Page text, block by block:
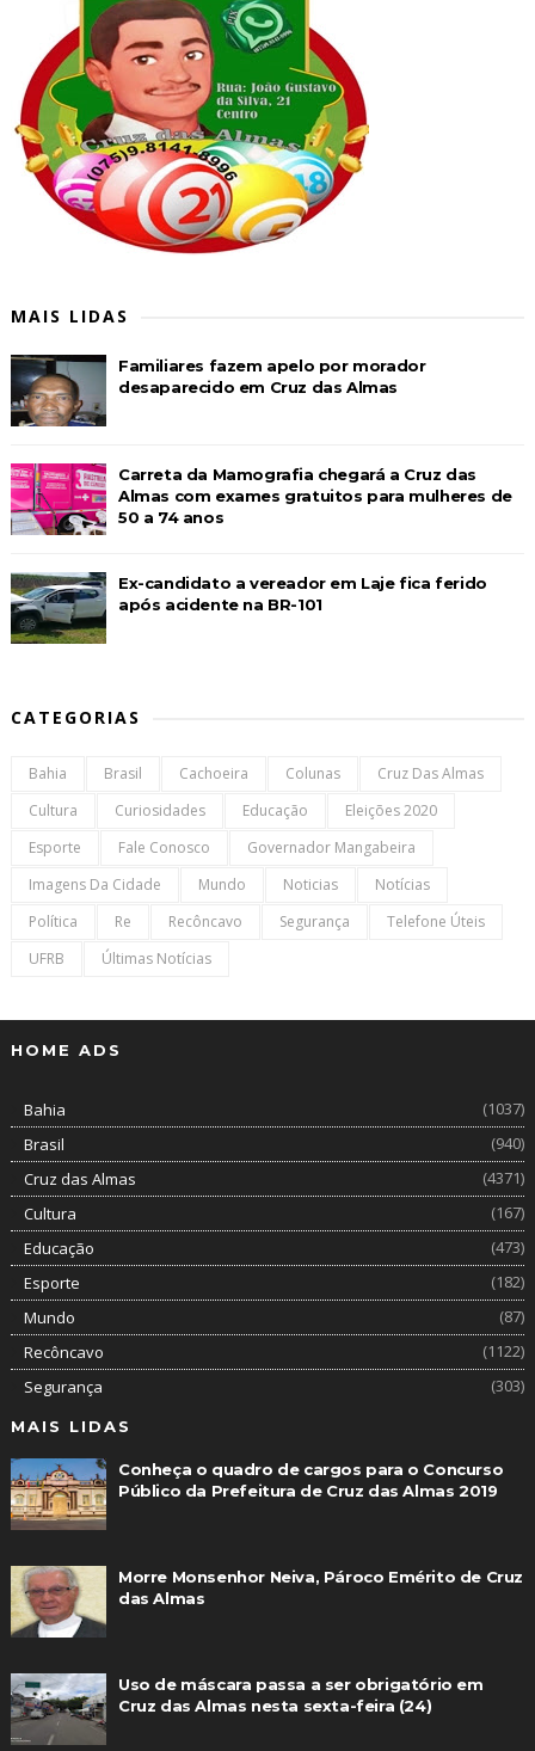
MAIS LIDAS
Familiares fazem apelo por morador
desaparecido em Cruz das Almas
Carreta da Mamografia chegará a Cruz das
Almas com exames gratuitos para mulheres de
50 a 74 anos
Ex-candidato a vereador em Laje fica ferido
após acidente na BR-101
CATEGORIAS
Bahia Brasil Cachoeira Colunas
Cruz Das Almas
Cultura
Curiosidades Educação
Eleições 2020
Esporte
Fale Conosco
Governador Mangabeira
Imagens Da Cidade
Mundo Noticias
Notícias
Política
Re Recôncavo Segurança
Telefone Úteis
UFRB
Últimas Notícias
HOME ADS
Bahia
(1037)
Brasil
(940)
Cruz das Almas
(4371)
Cultura
(167)
Educação
(473)
Esporte
(182)
Mundo
(87)
Recôncavo
(1122)
Segurança
(303)
MAIS LIDAS
Conheça o quadro de cargos para o Concurso
Público da Prefeitura de Cruz das Almas 2019
Morre Monsenhor Neiva, Pároco Emérito de Cruz
das Almas
Uso de máscara passa a ser obrigatório em
Cruz das Almas nesta sexta-feira (24)